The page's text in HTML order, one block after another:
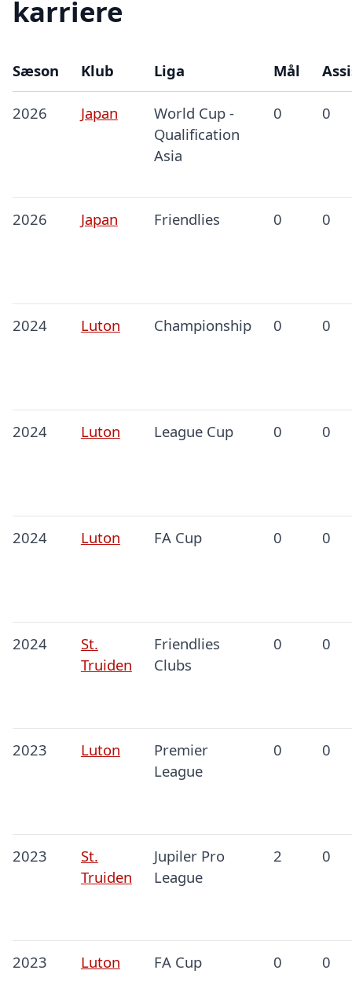
karriere
Sæson Klub Liga Mål
2026 Japan
World Cup -
Qualification
Asia
0 0
2026 Japan Friendlies 0 0
2024 Luton Championship 0 0
2024 Luton League Cup 0 0
2024 Luton FA Cup 0 0
2024
St.
Truiden
Friendlies
Clubs
0 0
2023 Luton
Premier
League
0 0
2023
St.
Truiden
Jupiler Pro
League
2 0
2023 Luton FA Cup 0 0